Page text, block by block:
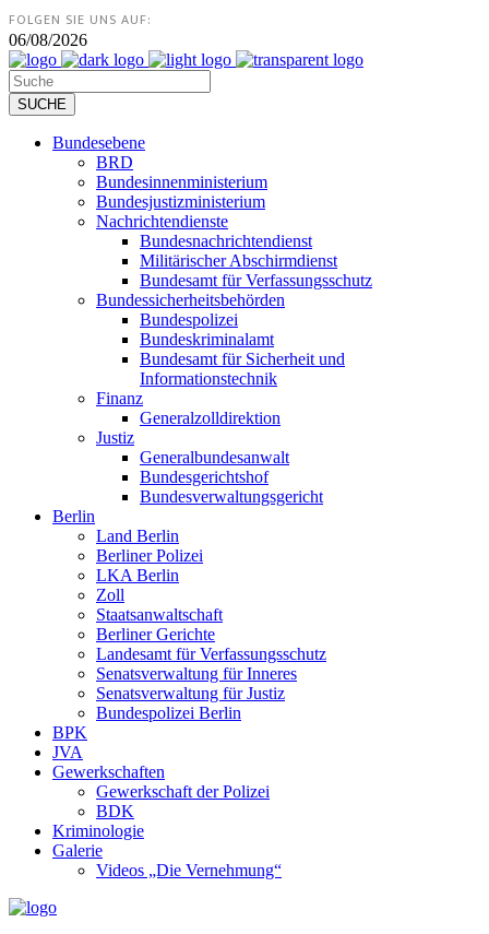
FOLGEN SIE UNS AUF:
06/08/2026
Bundesebene
BRD
Bundesinnenministerium
Bundesjustizministerium
Nachrichtendienste
Bundesnachrichtendienst
Militärischer Abschirmdienst
Bundesamt für Verfassungsschutz
Bundessicherheitsbehörden
Bundespolizei
Bundeskriminalamt
Bundesamt für Sicherheit und
Informationstechnik
Finanz
Generalzolldirektion
Justiz
Generalbundesanwalt
Bundesgerichtshof
Bundesverwaltungsgericht
Berlin
Land Berlin
Berliner Polizei
LKA Berlin
Zoll
Staatsanwaltschaft
Berliner Gerichte
Landesamt für Verfassungsschutz
Senatsverwaltung für Inneres
Senatsverwaltung für Justiz
Bundespolizei Berlin
BPK
JVA
Gewerkschaften
Gewerkschaft der Polizei
BDK
Kriminologie
Galerie
Videos „Die Vernehmung“